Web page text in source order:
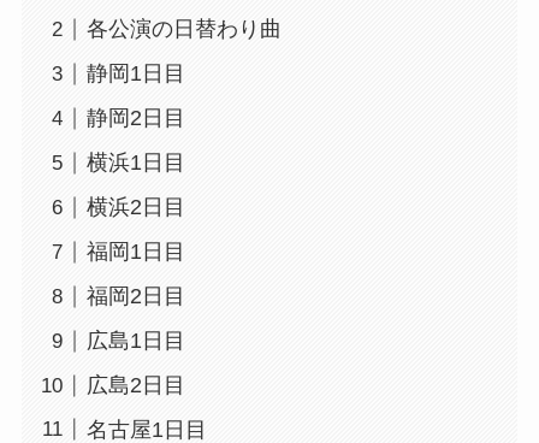
各公演の日替わり曲
静岡1日目
静岡2日目
横浜1日目
横浜2日目
福岡1日目
福岡2日目
広島1日目
広島2日目
名古屋1日目